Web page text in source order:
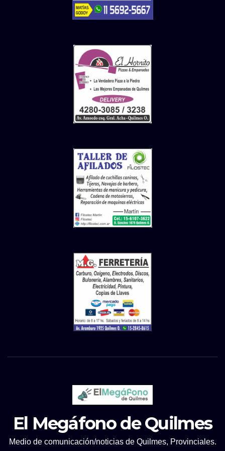
El Megáfono de Quilmes
Medio de comunicación/noticias de Quilmes, Provinciales.